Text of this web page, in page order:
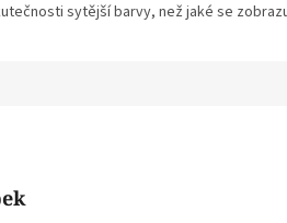
sytější barvy, než jaké se